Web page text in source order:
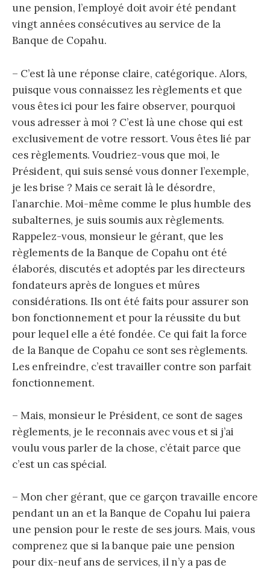
une pension, l’employé doit avoir été pendant
vingt années consécutives au service de la
Banque de Copahu.
– C’est là une réponse claire, catégorique. Alors,
puisque vous connaissez les règlements et que
vous êtes ici pour les faire observer, pourquoi
vous adresser à moi ? C’est là une chose qui est
exclusivement de votre ressort. Vous êtes lié par
ces règlements. Voudriez-vous que moi, le
Président, qui suis sensé vous donner l’exemple,
je les brise ? Mais ce serait là le désordre,
l’anarchie. Moi-même comme le plus humble des
subalternes, je suis soumis aux règlements.
Rappelez-vous, monsieur le gérant, que les
règlements de la Banque de Copahu ont été
élaborés, discutés et adoptés par les directeurs
fondateurs après de longues et mûres
considérations. Ils ont été faits pour assurer son
bon fonctionnement et pour la réussite du but
pour lequel elle a été fondée. Ce qui fait la force
de la Banque de Copahu ce sont ses règlements.
Les enfreindre, c’est travailler contre son parfait
fonctionnement.
– Mais, monsieur le Président, ce sont de sages
règlements, je le reconnais avec vous et si j’ai
voulu vous parler de la chose, c’était parce que
c’est un cas spécial.
– Mon cher gérant, que ce garçon travaille encore
pendant un an et la Banque de Copahu lui paiera
une pension pour le reste de ses jours. Mais, vous
comprenez que si la banque paie une pension
pour dix-neuf ans de services, il n’y a pas de